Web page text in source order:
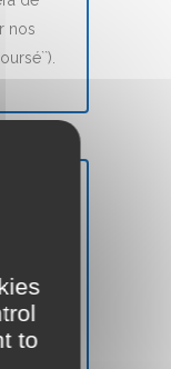
nos
ligne
to